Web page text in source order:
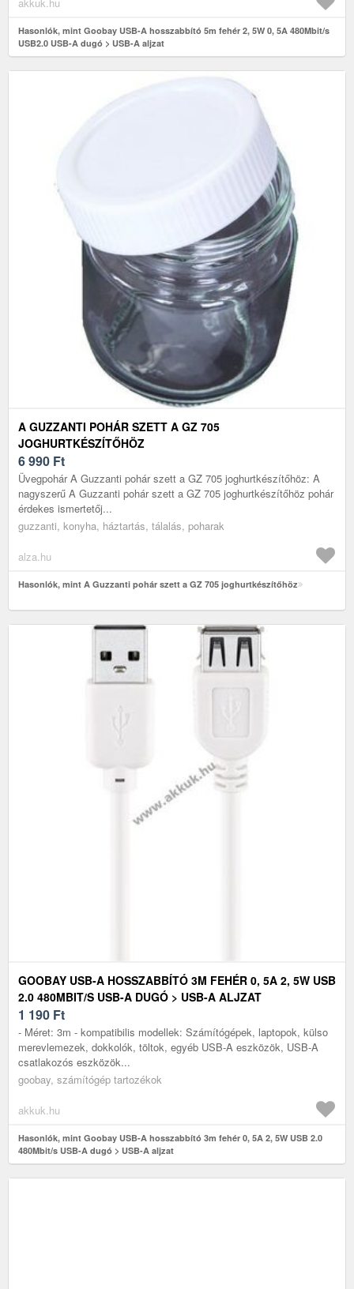
Hasonlók, mint Goobay USB-A hosszabbító 5m fehér 2, 5W 0, 5A 480Mbit/s
USB2.0 USB-A dugó > USB-A aljzat
A GUZZANTI POHÁR SZETT A GZ 705
JOGHURTKÉSZÍTŐHÖZ
6 990 Ft
Üvegpohár A Guzzanti pohár szett a GZ 705 joghurtkészítőhöz: A
nagyszerű A Guzzanti pohár szett a GZ 705 joghurtkészítőhöz pohár
érdekes ismertetőj...
guzzanti, konyha, háztartás, tálalás, poharak
alza.hu
Hasonlók, mint A Guzzanti pohár szett a GZ 705 joghurtkészítőhöz
GOOBAY USB-A HOSSZABBÍTÓ 3M FEHÉR 0, 5A 2, 5W USB
2.0 480MBIT/S USB-A DUGÓ > USB-A ALJZAT
1 190 Ft
- Méret: 3m - kompatibilis modellek: Számítógépek, laptopok, külso
merevlemezek, dokkolók, töltok, egyéb USB-A eszközök, USB-A
csatlakozós eszközök...
goobay, számítógép tartozékok
akkuk.hu
Hasonlók, mint Goobay USB-A hosszabbító 3m fehér 0, 5A 2, 5W USB 2.0
480Mbit/s USB-A dugó > USB-A aljzat